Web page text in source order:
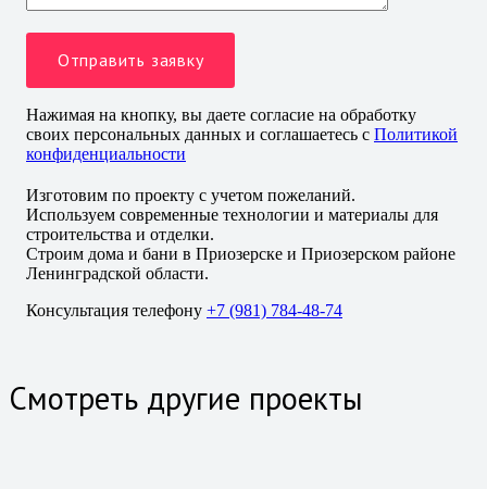
Нажимая на кнопку, вы даете согласие на обработку
своих персональных данных и соглашаетесь с Политикой
конфиденциальности
Изготовим по проекту с учетом пожеланий.
Используем современные технологии и материалы для
строительства и отделки.
Строим дома и бани в Приозерске и Приозерском районе
Ленинградской области.
Консультация телефону +7 (981) 784-48-74
Смотреть другие проекты